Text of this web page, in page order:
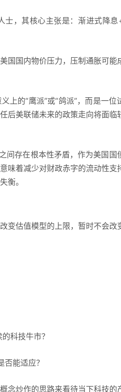
，其核心主张是：渐进式降息
国内物价压力，压制通胀可能
的“鹰派”或“鸽派”，而是一位
后美联储未来的政策走向将面临
存在根本性矛盾，作为美国国
味着减少对财政赤字的流动性支
衡。
估值模型的上限，暂时不会改
科技牛市？
否能适应？
炒作的思路来看待当下科技的